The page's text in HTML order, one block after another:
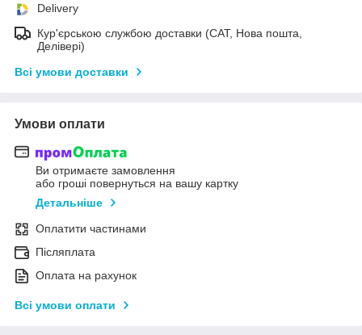
Delivery
Кур'єрською службою доставки (САТ, Нова пошта,
Делівері)
Всі умови доставки
Умови оплати
Ви отримаєте замовлення
або гроші повернуться на вашу картку
Детальніше
Оплатити частинами
Післяплата
Оплата на рахунок
Всі умови оплати